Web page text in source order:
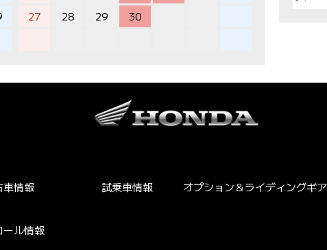
27
28 29 30
ール情報
車情報 試乗車情報 オプション＆ライディングギア